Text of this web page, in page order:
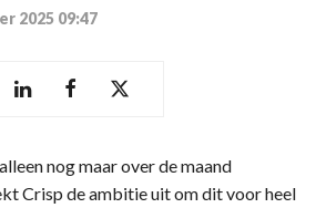
2025 09:47
nog maar over de maand
Crisp de ambitie uit om dit voor heel